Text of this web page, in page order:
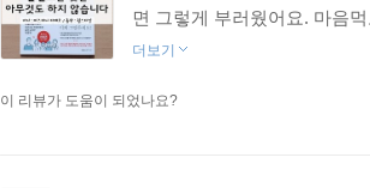
면 그렇게 부러웠어요. 마음
더보기
이 리뷰가 도움이 되었나요?